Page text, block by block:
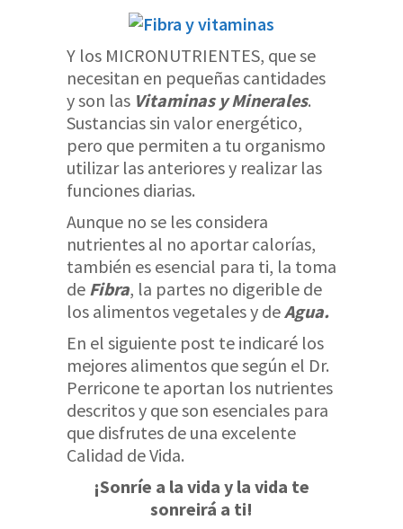
Y los MICRONUTRIENTES, que se
necesitan en pequeñas cantidades
y son las Vitaminas y Minerales.
Sustancias sin valor energético,
pero que permiten a tu organismo
utilizar las anteriores y realizar las
funciones diarias.
Aunque no se les considera
nutrientes al no aportar calorías,
también es esencial para ti, la toma
de Fibra, la partes no digerible de
los alimentos vegetales y deAgua.
En el siguiente post te indicaré los
mejores alimentos que según el Dr.
Perricone te aportan los nutrientes
descritos y que son esenciales para
que disfrutes de una excelente
Calidad de Vida.
¡Sonríe a la vida y la vida te
sonreirá a ti!